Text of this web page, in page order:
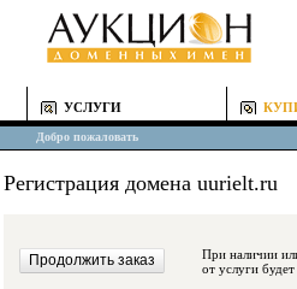
УСЛУГИ
Добро пожаловать
Регистрация домена uurielt.ru
При наличии или
от услуги